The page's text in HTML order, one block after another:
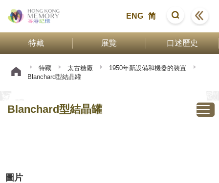
ENG 简
特藏 展覽 口述歷史
特藏 太古糖廠
1950年新設備和機器的裝置
Blanchard型結晶罐
Blanchard型結晶罐
圖片